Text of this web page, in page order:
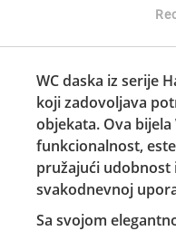
WC daska iz serije
koji zadovoljava
objekata. Ova bijela
funkcionalnost,
pružajući udobnost
svakodnevnoj
Sa svojom